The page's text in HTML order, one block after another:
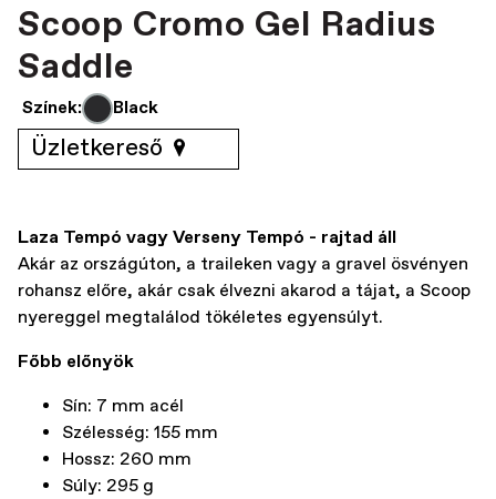
Scoop Cromo Gel Radius
Saddle
Színek: Black
Üzletkereső
Laza Tempó vagy Verseny Tempó - rajtad áll
Akár az országúton, a traileken vagy a gravel ösvényen
rohansz előre, akár csak élvezni akarod a tájat, a Scoop
nyereggel megtalálod tökéletes egyensúlyt.
Főbb előnyök
Sín: 7 mm acél
Szélesség: 155 mm
Hossz: 260 mm
Súly: 295 g